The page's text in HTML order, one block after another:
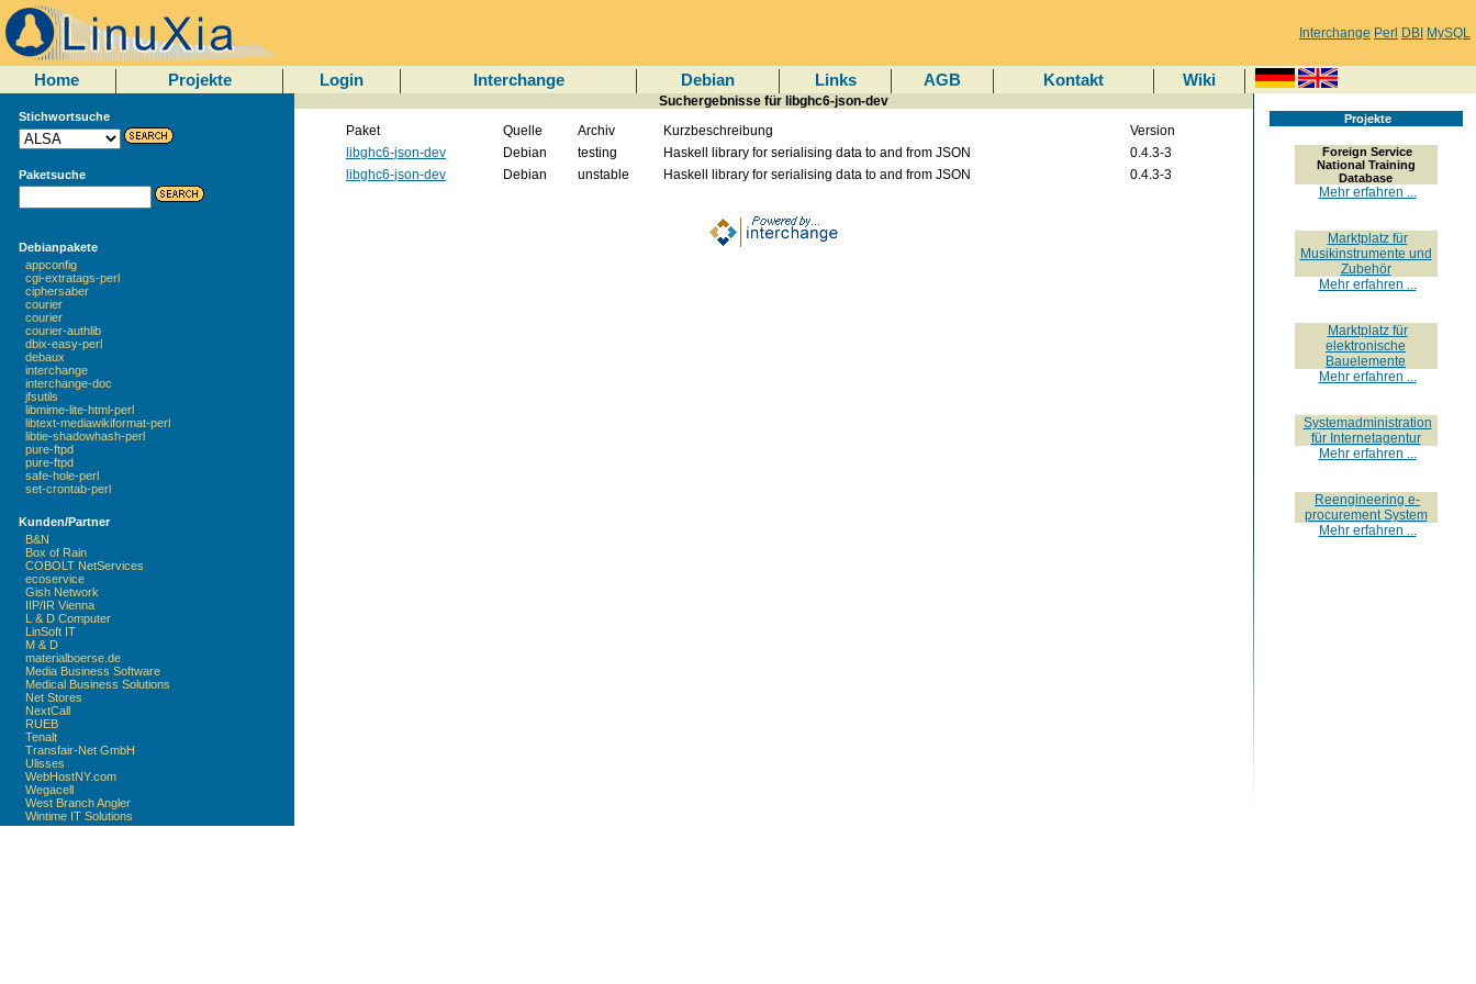
Interchange Perl DBI MySQL
Home Projekte Login Interchange Debian Links AGB Kontakt Wiki
Stichwortsuche
Paketsuche
Debianpakete
appconfig
cgi-extratags-perl
ciphersaber
courier
courier
courier-authlib
dbix-easy-perl
debaux
interchange
interchange-doc
jfsutils
libmime-lite-html-perl
libtext-mediawikiformat-perl
libtie-shadowhash-perl
pure-ftpd
pure-ftpd
safe-hole-perl
set-crontab-perl
Kunden/Partner
B&N
Box of Rain
COBOLT NetServices
ecoservice
Gish Network
IIP/IR Vienna
L & D Computer
LinSoft IT
M & D
materialboerse.de
Media Business Software
Medical Business Solutions
Net Stores
NextCall
RUEB
Tenalt
Transfair-Net GmbH
Ulisses
WebHostNY.com
Wegacell
West Branch Angler
Wintime IT Solutions
Suchergebnisse für libghc6-json-dev
Paket
Quelle Archiv Kurzbeschreibung
Version
libghc6-json-dev
Debian testing Haskell library for serialising data to and from JSON
0.4.3-3
libghc6-json-dev
Debian unstable Haskell library for serialising data to and from JSON 0.4.3-3
Projekte
Foreign Service
National Training
Database
Mehr erfahren ...
Marktplatz für
Musikinstrumente und
Zubehör
Mehr erfahren ...
Marktplatz für
elektronische
Bauelemente
Mehr erfahren ...
Systemadministration
für Internetagentur
Mehr erfahren ...
Reengineering e-
procurement System
Mehr erfahren ...